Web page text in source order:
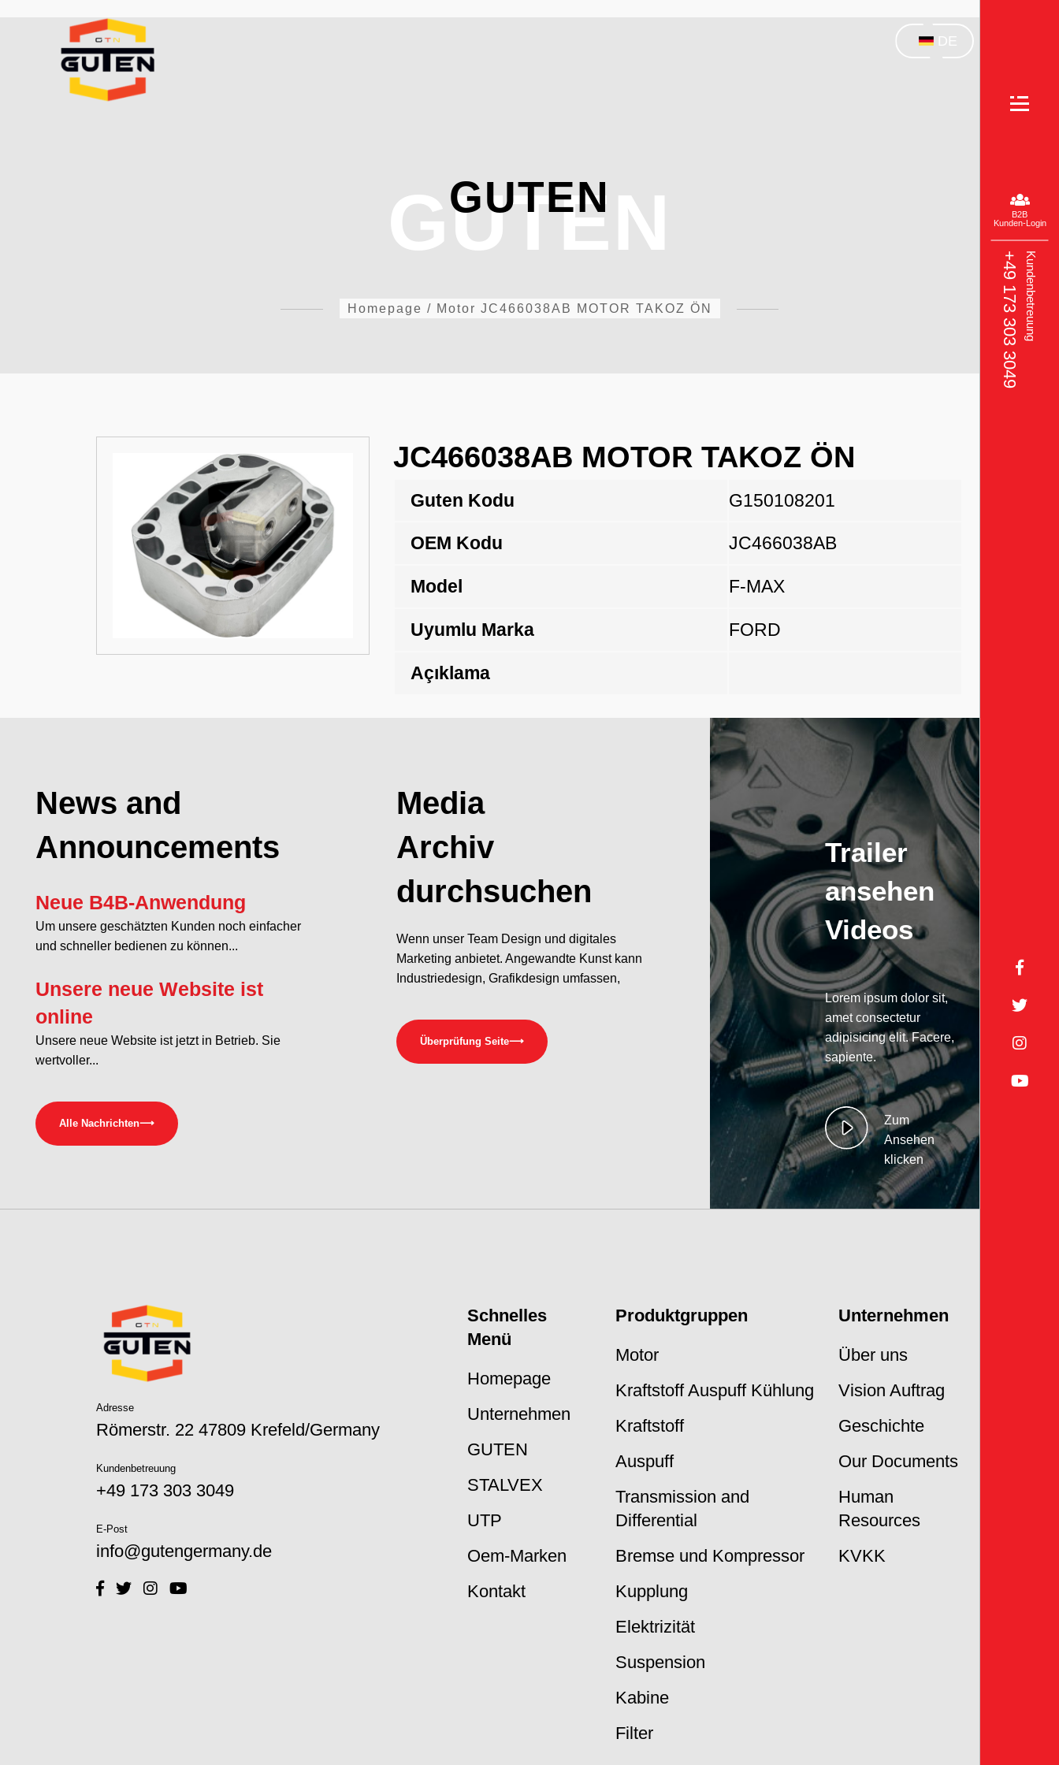
GUTEN
GUTEN
Homepage / Motor JC466038AB MOTOR TAKOZ ÖN
JC466038AB MOTOR TAKOZ ÖN
Guten Kodu G150108201
OEM Kodu JC466038AB
Model F-MAX
Uyumlu Marka FORD
Açıklama
News and
Announcements
Neue B4B-Anwendung
Um unsere geschätzten Kunden noch einfacher
und schneller bedienen zu können...
Unsere neue Website ist
online
Unsere neue Website ist jetzt in Betrieb. Sie
wertvoller...
Alle Nachrichten⟶
Media
Archiv
durchsuchen
Wenn unser Team Design und digitales
Marketing anbietet. Angewandte Kunst kann
Industriedesign, Grafikdesign umfassen,
Überprüfung Seite⟶
Trailer
ansehen
Videos
Lorem ipsum dolor sit,
amet consectetur
adipisicing elit. Facere,
sapiente.
Zum
Ansehen
klicken
Adresse
Römerstr. 22 47809 Krefeld/Germany
Kundenbetreuung
+49 173 303 3049‬
E-Post
info@gutengermany.de
Schnelles
Menü
Homepage
Unternehmen
GUTEN
STALVEX
UTP
Oem-Marken
Kontakt
Produktgruppen
Motor
Kraftstoff Auspuff Kühlung
Kraftstoff
Auspuff
Transmission and
Differential
Bremse und Kompressor
Kupplung
Elektrizität
Suspension
Kabine
Filter
Unternehmen
Über uns
Vision Auftrag
Geschichte
Our Documents
Human
Resources
KVKK
B2B
Kunden-Login
Kundenbetreuung
+49 173 303 3049‬
DE